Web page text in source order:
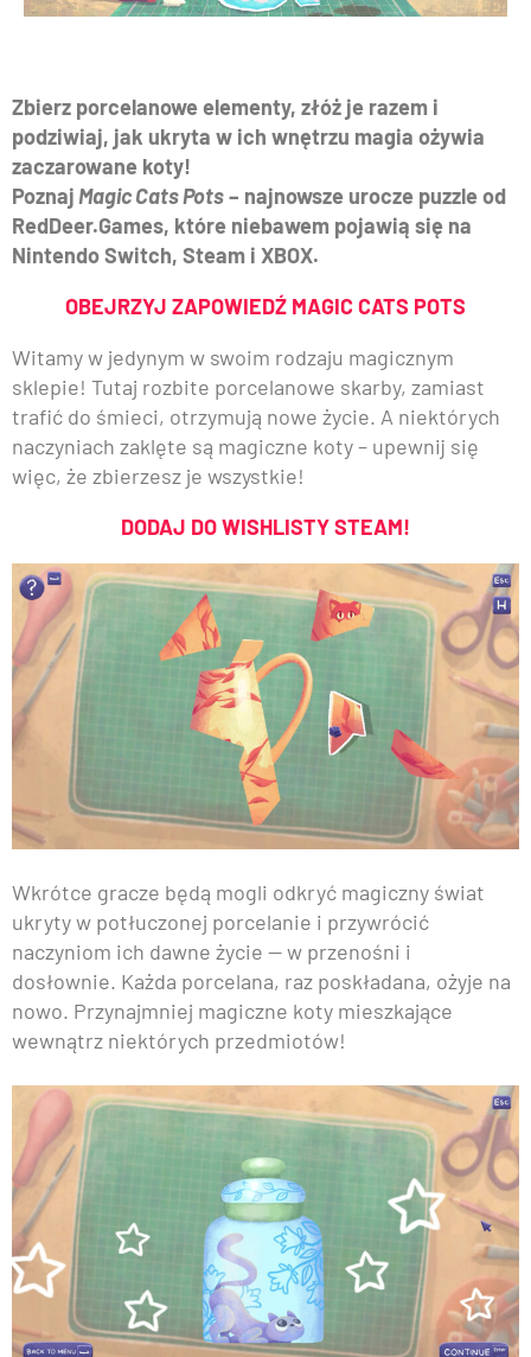
Zbierz porcelanowe elementy, złóż je razem i
podziwiaj, jak ukryta w ich wnętrzu magia ożywia
zaczarowane koty!
Poznaj Magic Cats Pots– najnowsze urocze puzzle od
RedDeer.Games, które niebawem pojawią się na
Nintendo Switch, Steam i XBOX.
OBEJRZYJ ZAPOWIEDŹ MAGIC CATS POTS
Witamy w jedynym w swoim rodzaju magicznym
sklepie! Tutaj rozbite porcelanowe skarby, zamiast
trafić do śmieci, otrzymują nowe życie. A niektórych
naczyniach zaklęte są magiczne koty – upewnij się
więc, że zbierzesz je wszystkie!
DODAJ DO WISHLISTY STEAM!
Wkrótce gracze będą mogli odkryć magiczny świat
ukryty w potłuczonej porcelanie i przywrócić
naczyniom ich dawne życie — w przenośni i
dosłownie. Każda porcelana, raz poskładana, ożyje na
nowo. Przynajmniej magiczne koty mieszkające
wewnątrz niektórych przedmiotów!